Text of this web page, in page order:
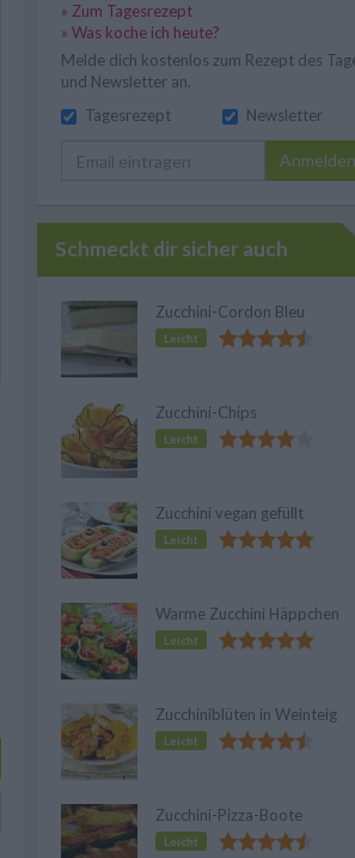
» Zum Tagesrezept
» Was koche ich heute?
Melde dich kostenlos zum Rezept des
und Newsletter an.
Tagesrezept
Newsletter
Anmelden
Schmeckt dir sicher auch
Zucchini-Cordon Bleu
Leicht
Zucchini-Chips
Leicht
Zucchini vegan gefüllt
Leicht
Warme Zucchini Häppchen
Leicht
Zucchiniblüten in Weinteig
Leicht
Zucchini-Pizza-Boote
Leicht